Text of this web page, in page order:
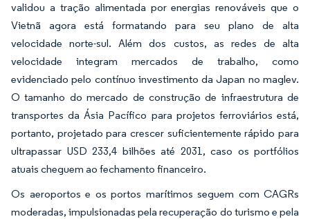
validou a tração alimentada por energias renováveis que o
Vietnã agora está formatando para seu plano de alta
velocidade norte-sul. Além dos custos, as redes de alta
velocidade integram mercados de trabalho, como
evidenciado pelo contínuo investimento da Japan no maglev.
O tamanho do mercado de construção de infraestrutura de
transportes da Ásia Pacífico para projetos ferroviários está,
portanto, projetado para crescer suficientemente rápido para
ultrapassar USD 233,4 bilhões até 2031, caso os portfólios
atuais cheguem ao fechamento financeiro.
Os aeroportos e os portos marítimos seguem com CAGRs
moderadas, impulsionadas pela recuperação do turismo e pela